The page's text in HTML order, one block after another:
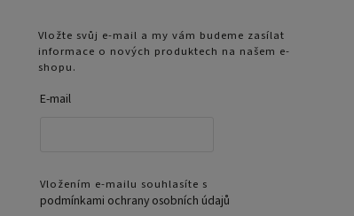
Vložte svůj e-mail a my vám budeme zasílat
informace o nových produktech na našem e-
shopu.
E-mail
Vložením e-mailu souhlasíte s
podmínkami ochrany osobních údajů